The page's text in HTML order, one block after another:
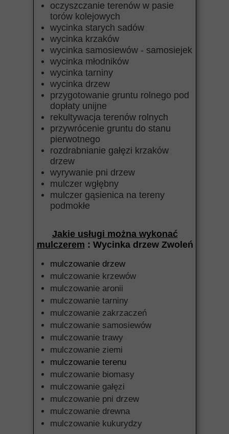
oczyszczanie terenów w pasie
torów kolejowych
wycinka starych sadów
wycinka krzaków
wycinka samosiewów - samosiejek
wycinka młodników
wycinka tarniny
wycinka drzew
przygotowanie gruntu rolnego pod
dopłaty unijne
rekultywacja terenów rolnych
przywrócenie gruntu do stanu
pierwotnego
rozdrabnianie gałęzi krzaków
drzew
wyrywanie pni drzew
mulczer wgłębny
mulczer gąsienica na tereny
podmokłe
Jakie usługi można wykonać
mulczerem : Wycinka drzew Zwoleń
mulczowanie drzew
mulczowanie krzewów
mulczowanie aronii
mulczowanie tarniny
mulczowanie zakrzaczeń
mulczowanie samosiewów
mulczowanie trawy
mulczowanie ziemi
mulczowanie terenu
mulczowanie biomasy
mulczowanie gałęzi
mulczowanie pni drzew
mulczowanie drewna
mulczowanie kukurydzy